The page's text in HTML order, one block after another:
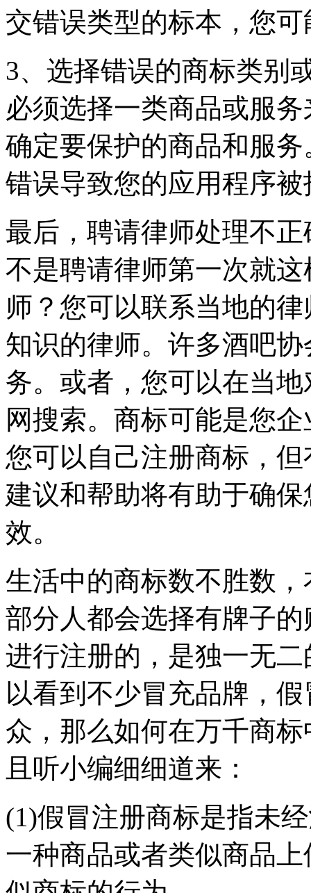
交错误类型的标本，您
3、选择错误的商标类别
必须选择一类商品或服
确定要保护的商品和服
错误导致您的应用程序被
最后，聘请律师处理不
不是聘请律师第一次就
师？您可以联系当地的
知识的律师。许多酒吧
务。或者，您可以在
网搜索。商标可能是您
您可以自己注册商标，
建议和帮助将有助于确
效。
生活中的商标数不胜数
部分人都会选择有牌子
进行注册的，是独一无
以看到不少冒充品牌，
众，那么如何在万千商
且听小编细细道来：
(1)假冒注册商标是指未
一种商品或者类似商品